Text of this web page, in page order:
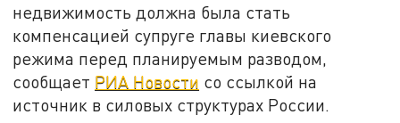
недвижимость должна была стать
компенсацией супруге главы киевского
режима перед планируемым разводом,
сообщает РИА Новости со ссылкой на
источник в силовых структурах России.